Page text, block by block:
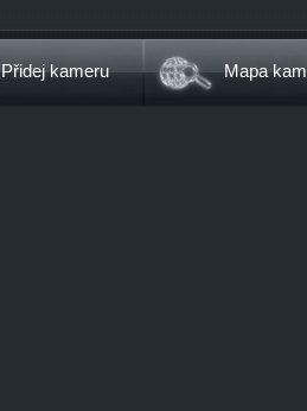
Přidej kameru Mapa